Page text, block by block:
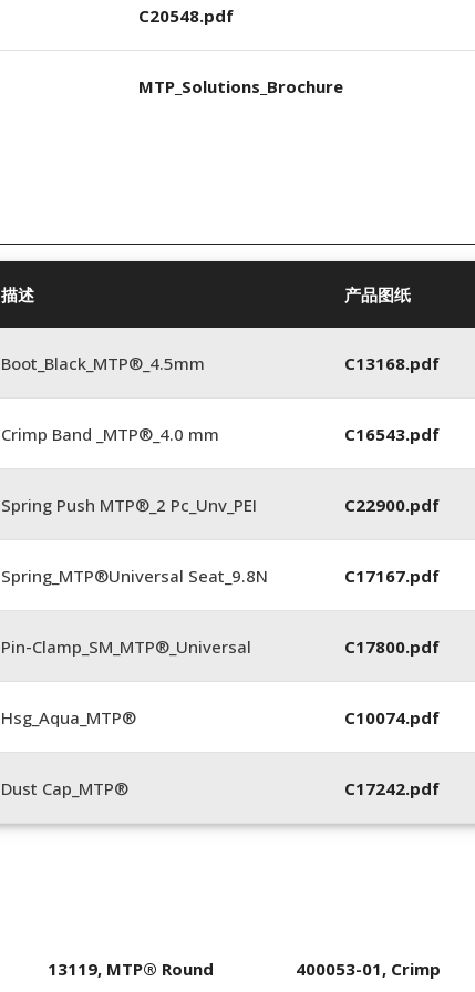
C20548.pdf
MTP_Solutions_Brochure
描述 产品图纸
Boot_Black_MTP®_4.5mm C13168.pdf
Crimp Band _MTP®_4.0 mm C16543.pdf
Spring Push MTP®_2 Pc_Unv_PEI C22900.pdf
Spring_MTP®Universal Seat_9.8N C17167.pdf
Pin-Clamp_SM_MTP®_Universal C17800.pdf
Hsg_Aqua_MTP® C10074.pdf
Dust Cap_MTP® C17242.pdf
13119, MTP® Round
400053-01, Crimp